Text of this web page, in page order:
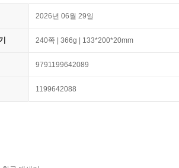
2026년 06월 29일
240쪽 | 366g | 133*200*20mm
9791199642089
1199642088